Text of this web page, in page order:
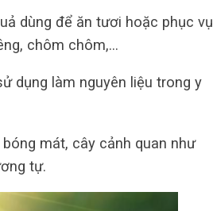
dùng để ăn tươi hoặc phục vụ
chôm chôm,…
dụng làm nguyên liệu trong y
mát, cây cảnh quan như
tự.